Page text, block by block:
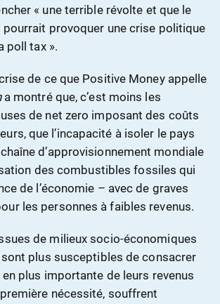
« une terrible révolte et que le
provoquer une crise politique
poll tax ».
de ce que Positive Money appelle
a montré que, c’est moins les
de net zero imposant des coûts
que l’incapacité à isoler le pays
d’approvisionnement mondiale
des combustibles fossiles qui
de l’économie – avec de graves
les personnes à faibles revenus.
de milieux socio-économiques
plus susceptibles de consacrer
plus importante de leurs revenus
nécessité, souffrent